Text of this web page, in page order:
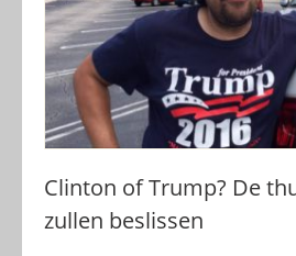
Clinton of Trump? De
zullen beslissen